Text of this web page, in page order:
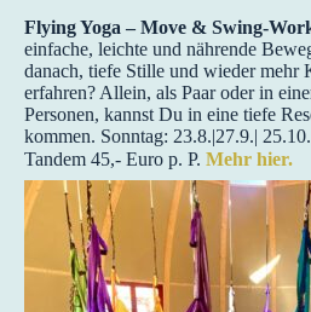
Flying Yoga – Move & Swing-
einfache, leichte und nährende
danach, tiefe Stille und wieder mehr
erfahren? Allein, als Paar oder in
Personen, kannst Du in eine tiefe
kommen. Sonntag: 23.8.|27.9.|
Tandem 45,- Euro p. P. Mehr hier.